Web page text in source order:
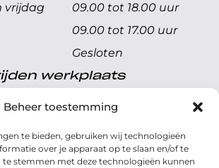
Beheer toestemming
te bieden, gebruiken wij technologieën
over je apparaat op te slaan en/of te
te stemmen met deze technologieën kunnen
vrijdag
09.00 tot 18.00 uur
09.00 tot 17.00 uur
Gesloten
werkplaats
vrijdag
08.00 tot 17.00 uur
Gesloten